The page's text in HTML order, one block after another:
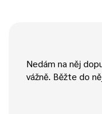
Nedám na něj
vážně. Běžte do